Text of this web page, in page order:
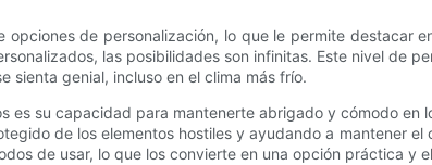
opciones de personalización, lo que le permite destacar
las posibilidades son infinitas. Este nivel de
sienta genial, incluso en el clima más frío.
es su capacidad para mantenerte abrigado y cómodo
de los elementos hostiles y ayudando a mantener
de usar, lo que los convierte en una opción práctica y